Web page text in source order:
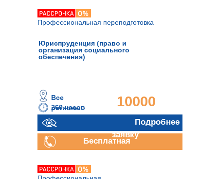
Юриспруденция (право и
организация социального
обеспечения)
Профессиональная переподготовка
260 часов
10000
руб.
Отправить
заявку
Все
регионы
Подробнее
Бесплатная